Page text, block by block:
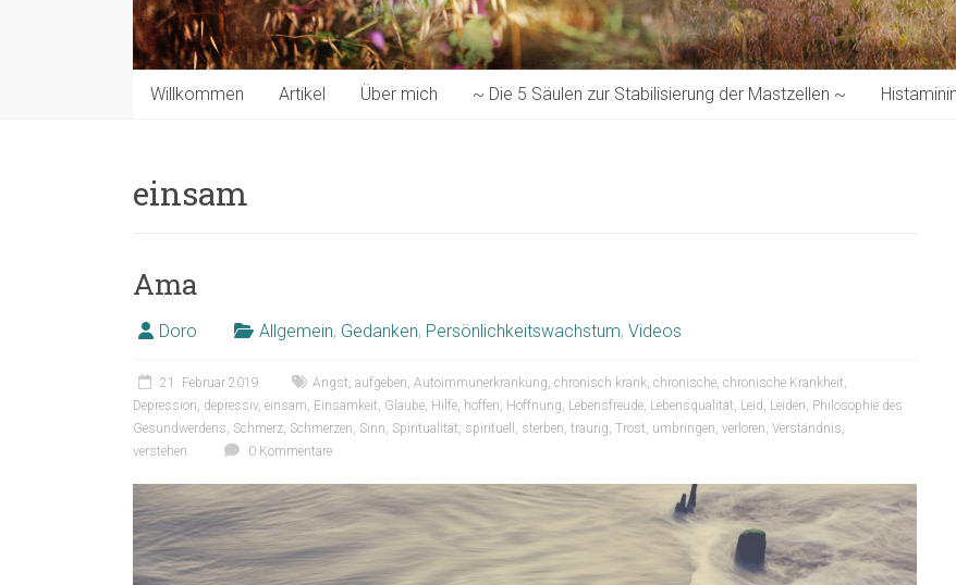
Willkommen Artikel Über mich ~ Die 5 Säulen zur Stabilisierung der Mastzellen ~
einsam
Ama
Doro Allgemein, Gedanken, Persönlichkeitswachstum, Videos
21. Februar 2019 Angst, aufgeben, Autoimmunerkrankung, chronisch krank, chronische, chronische Krankheit,
Depression, depressiv, einsam, Einsamkeit, Glaube, Hilfe, hoffen, Hoffnung, Lebensfreude, Lebensqualität, Leid , Leiden, Philosophie des
Gesundwerdens, Schmerz, Schmerzen, Sinn, Spiritualität, spirituell , sterben, traurig, Trost, umbringen, verloren, Verständnis,
verstehen
0 Kommentare